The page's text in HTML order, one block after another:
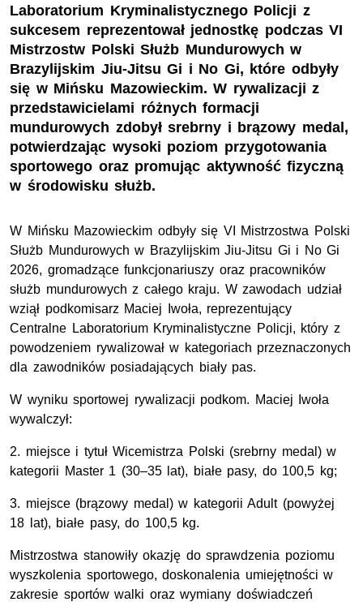
Laboratorium Kryminalistycznego Policji z
sukcesem reprezentował jednostkę podczas VI
Mistrzostw Polski Służb Mundurowych w
Brazylijskim Jiu-Jitsu Gi i No Gi, które odbyły
się w Mińsku Mazowieckim. W rywalizacji z
przedstawicielami różnych formacji
mundurowych zdobył srebrny i brązowy medal,
potwierdzając wysoki poziom przygotowania
sportowego oraz promując aktywność fizyczną
w środowisku służb.
W Mińsku Mazowieckim odbyły się VI Mistrzostwa Polski
Służb Mundurowych w Brazylijskim Jiu-Jitsu Gi i No Gi
2026, gromadzące funkcjonariuszy oraz pracowników
służb mundurowych z całego kraju. W zawodach udział
wziął podkomisarz Maciej Iwoła, reprezentujący
Centralne Laboratorium Kryminalistyczne Policji, który z
powodzeniem rywalizował w kategoriach przeznaczonych
dla zawodników posiadających biały pas.
W wyniku sportowej rywalizacji podkom. Maciej Iwoła
wywalczył:
2. miejsce i tytuł Wicemistrza Polski (srebrny medal) w
kategorii Master 1 (30–35 lat), białe pasy, do 100,5 kg;
3. miejsce (brązowy medal) w kategorii Adult (powyżej
18 lat), białe pasy, do 100,5 kg.
Mistrzostwa stanowiły okazję do sprawdzenia poziomu
wyszkolenia sportowego, doskonalenia umiejętności w
zakresie sportów walki oraz wymiany doświadczeń